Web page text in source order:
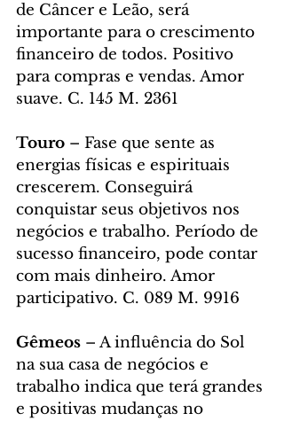
de Câncer e Leão, será
importante para o crescimento
financeiro de todos. Positivo
para compras e vendas. Amor
suave. C. 145 M. 2361
Touro – Fase que sente as
energias físicas e espirituais
crescerem. Conseguirá
conquistar seus objetivos nos
negócios e trabalho. Período de
sucesso financeiro, pode contar
com mais dinheiro. Amor
participativo. C. 089 M. 9916
Gêmeos – A influência do Sol
na sua casa de negócios e
trabalho indica que terá grandes
e positivas mudanças no